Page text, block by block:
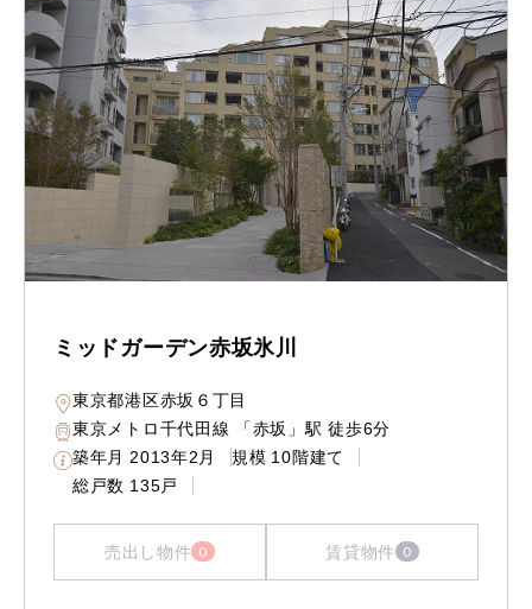
ミッドガーデン赤坂氷川
東京都港区赤坂６丁目
東京メトロ千代田線 「赤坂」駅 徒歩6分
築年月 2013年2月 規模 10階建て
総戸数 135戸
売出し物件 0 賃貸物件 0